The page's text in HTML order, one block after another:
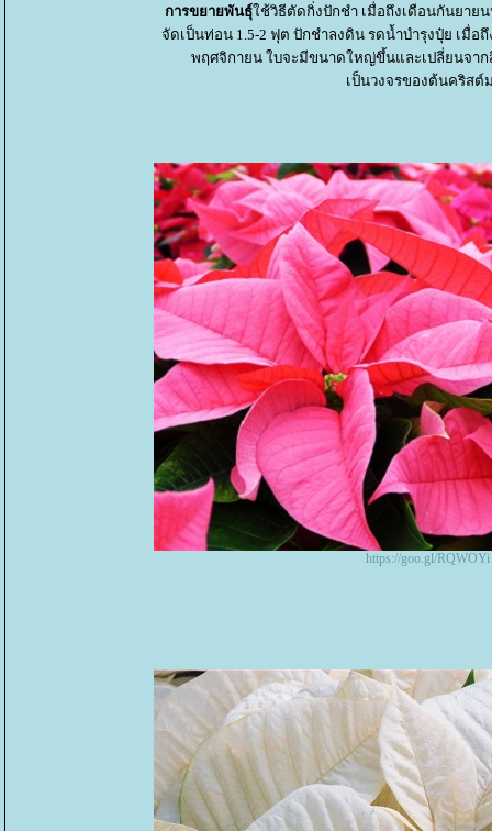
การขยายพันธุ์ช้วิธีตัดกิ่งปักชำ เมื่อถึงเดือนกันยาย
จัดเป็นท่อน 1.5-2 ฟุต ปักชำลงดิน รดน้ำบำรุงปุ๋ย เมื่อ
พฤศจิกายน ใบจะมีขนาดใหญ่ขึ้นและเปลี่ยนจาก
เป็นวงจรของต้นคริสต์
https://goo.gl/RQWOYi